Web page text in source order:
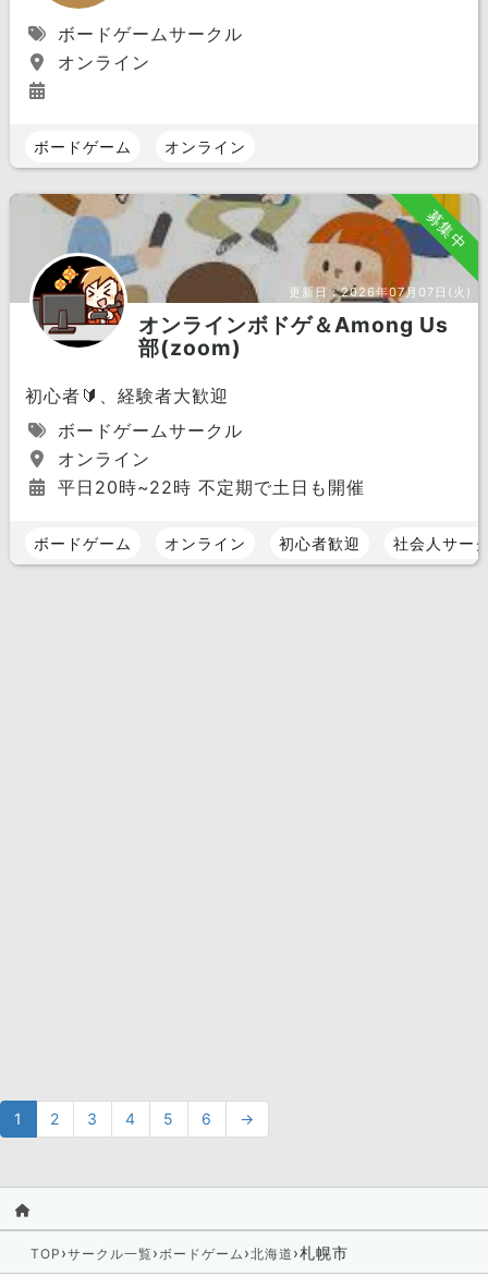
ボードゲームサークル
オンライン
ボードゲーム オンライン
募集中
更新日：2026年07月07日(火)
オンラインボドゲ＆Among Us
部(zoom)
初心者🔰、経験者大歓迎
ボードゲームサークル
オンライン
平日20時~22時 不定期で土日も開催
ボードゲーム オンライン 初心者歓迎 社会人サー
1 2 3 4 5 6 →
TOP ›サークル一覧›ボードゲーム ›北海道 ›札幌市